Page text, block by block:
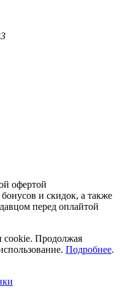
офертой
и скидок, а также
перед оплайтой
cookie. Продолжая
Подробнее.